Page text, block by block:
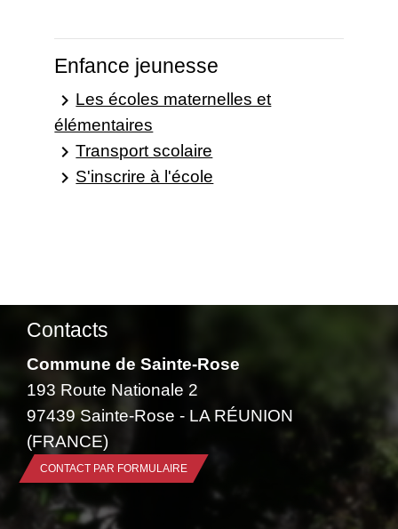
Enfance jeunesse
keyboard_arrow_rightLes écoles maternelles et
élémentaires
keyboard_arrow_rightTransport scolaire
keyboard_arrow_rightS'inscrire à l'école
Contacts
Commune de Sainte-Rose
193 Route Nationale 2
97439 Sainte-Rose - LA RÉUNION
(FRANCE)
CONTACT PAR FORMULAIRE